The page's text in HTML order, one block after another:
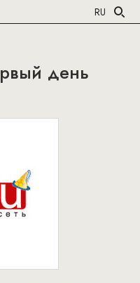
RU
день